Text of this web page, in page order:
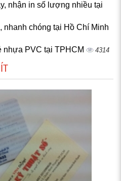
nhận in số lượng nhiều tại
nhanh chóng tại Hồ Chí Minh
nhựa PVC tại TPHCM 4314